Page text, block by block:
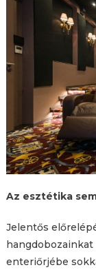
Az esztétika
Jelentős
enteriőrjébe